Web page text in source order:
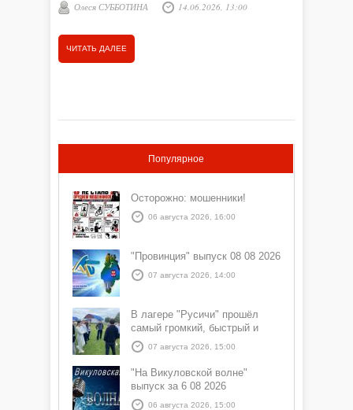
округе идёт работа по временному трудоустройству
Олеся СУББОТИНА 14.06.2026, 13:00
ЧИТАТЬ ДАЛЕЕ
Популярное
Осторожно: мошенники!
06 августа 2026, 16:00
"Провинция" выпуск 08 08 2026
07 августа 2026, 14:00
В лагере "Русичи" прошёл
самый громкий, быстрый и
азартный час дня — Спортчас
07 августа 2026, 15:00
"На Викуловской волне"
выпуск за 6 08 2026
06 августа 2026, 15:00